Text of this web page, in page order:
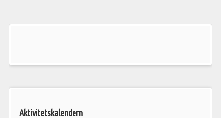
aktiviteter
Aktivitetskalendern